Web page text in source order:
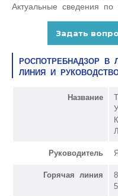
Актуальные сведения
РОСПОТРЕБНАДЗОР В
ЛИНИЯ И
Название
Руководитель
Горячая линия